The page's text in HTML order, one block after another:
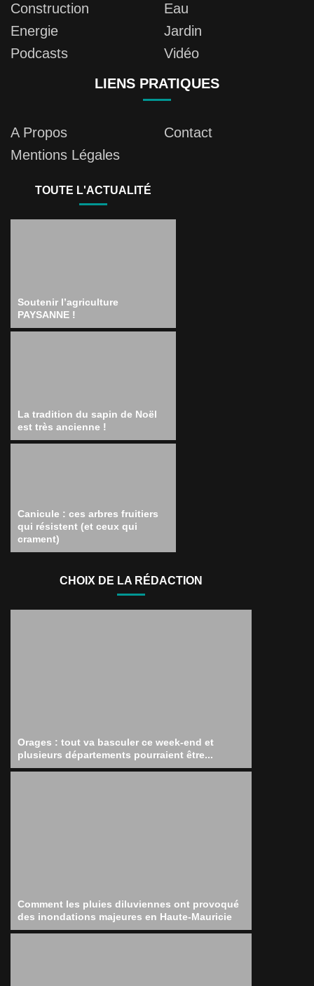
Construction
Eau
Energie
Jardin
Podcasts
Vidéo
LIENS PRATIQUES
A Propos
Contact
Mentions Légales
TOUTE L'ACTUALITÉ
Soutenir l’agriculture
PAYSANNE !
La tradition du sapin de Noël
est très ancienne !
Canicule : ces arbres fruitiers
qui résistent (et ceux qui
crament)
CHOIX DE LA RÉDACTION
Orages : tout va basculer ce week-end et
plusieurs départements pourraient être...
Comment les pluies diluviennes ont provoqué
des inondations majeures en Haute-Mauricie